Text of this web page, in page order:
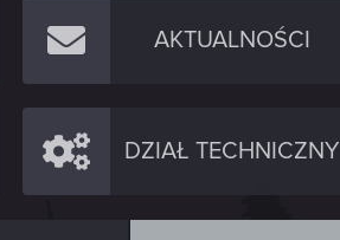
AKTUALNOŚCI
DZIAŁ TECHNICZNY